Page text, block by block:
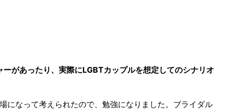
があったり、実際にLGBTカップルを想定してのシナリオ
になって考えられたので、勉強になりました。ブライダル